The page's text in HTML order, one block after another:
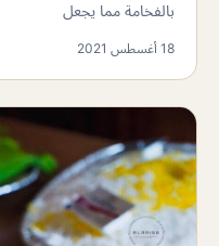
بالفخامة مما يجعل
18 أغسطس 2021